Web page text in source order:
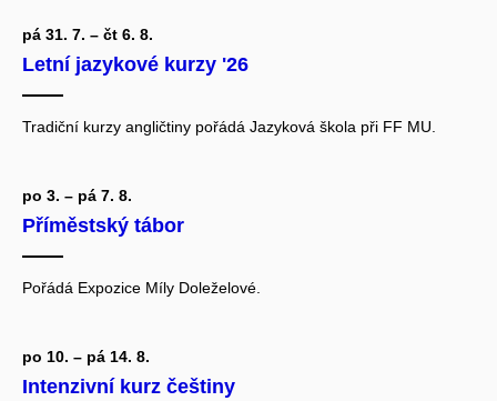
pá 31. 7. – čt 6. 8.
Letní jazykové kurzy '26
Tradiční kurzy angličtiny pořádá Jazyková škola při FF MU.
po 3. – pá 7. 8.
Příměstský tábor
Pořádá Expozice Míly Doleželové.
po 10. – pá 14. 8.
Intenzivní kurz češtiny